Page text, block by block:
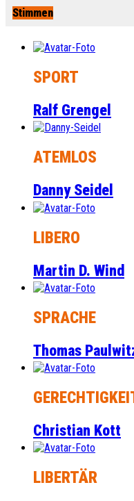
Stimmen
SPORT
Ralf Grengel
ATEMLOS
Danny Seidel
LIBERO
Martin D. Wind
SPRACHE
Thomas
Christian Kott
LIBERTÄR